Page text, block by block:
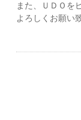
また、ＵＤＯを
よろしくお願い